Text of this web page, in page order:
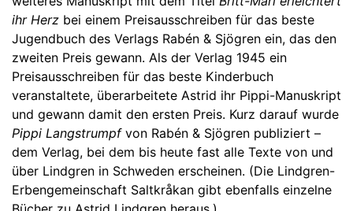
ihr Herz bei einem Preisausschreiben für das beste
Jugendbuch des Verlags Rabén & Sjögren ein, das den
zweiten Preis gewann. Als der Verlag 1945 ein
Preisausschreiben für das beste Kinderbuch
veranstaltete, überarbeitete Astrid ihr Pippi-Manuskript
und gewann damit den ersten Preis. Kurz darauf wurde
Pippi Langstrumpfvon Rabén & Sjögren publiziert –
dem Verlag, bei dem bis heute fast alle Texte von und
über Lindgren in Schweden erscheinen. (Die Lindgren-
Erbengemeinschaft Saltkråkan gibt ebenfalls einzelne